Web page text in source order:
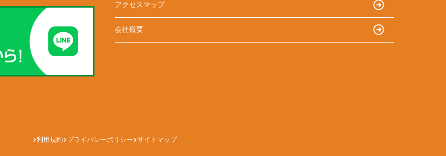
アクセスマップ
会社概要
利用規約 プライバシーポリシー サイトマップ